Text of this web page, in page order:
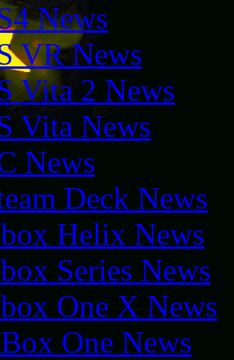
News
VR News
Vita 2 News
Vita News
News
Deck News
Helix News
Series News
One X News
One News